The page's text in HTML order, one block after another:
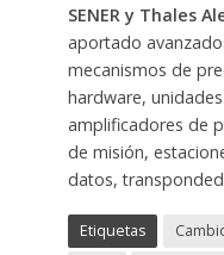
SENER y Thales
aportado
mecanismos de
hardware,
amplificadores de
de misión,
datos,
Etiquetas